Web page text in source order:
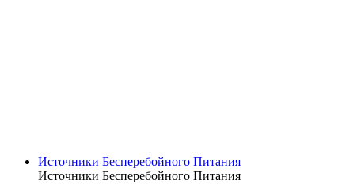
Источники Бесперебойного Питания
Источники Бесперебойного Питания